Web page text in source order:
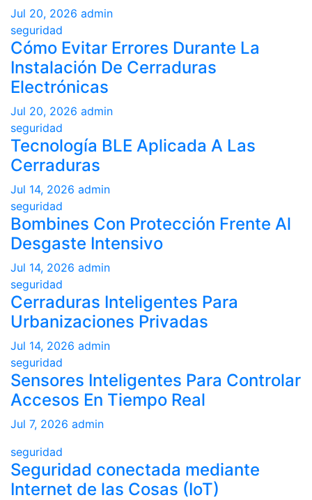
Jul 20, 2026 admin
seguridad
Cómo Evitar Errores Durante La
Instalación De Cerraduras
Electrónicas
Jul 20, 2026 admin
seguridad
Tecnología BLE Aplicada A Las
Cerraduras
Jul 14, 2026 admin
seguridad
Bombines Con Protección Frente Al
Desgaste Intensivo
Jul 14, 2026 admin
seguridad
Cerraduras Inteligentes Para
Urbanizaciones Privadas
Jul 14, 2026 admin
seguridad
Sensores Inteligentes Para Controlar
Accesos En Tiempo Real
Jul 7, 2026 admin
seguridad
Seguridad conectada mediante
Internet de las Cosas (IoT)